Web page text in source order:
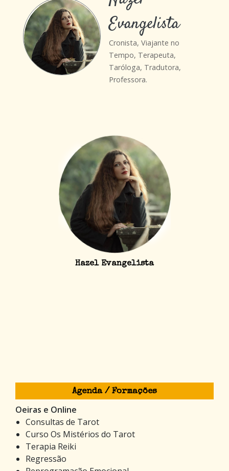
Evangelista
Cronista, Viajante no
Tempo, Terapeuta,
Taróloga, Tradutora,
Professora.
Hazel Evangelista
Agenda / Formações
Oeiras e Online
Consultas de Tarot
Curso Os Mistérios do Tarot
Terapia Reiki
Regressão